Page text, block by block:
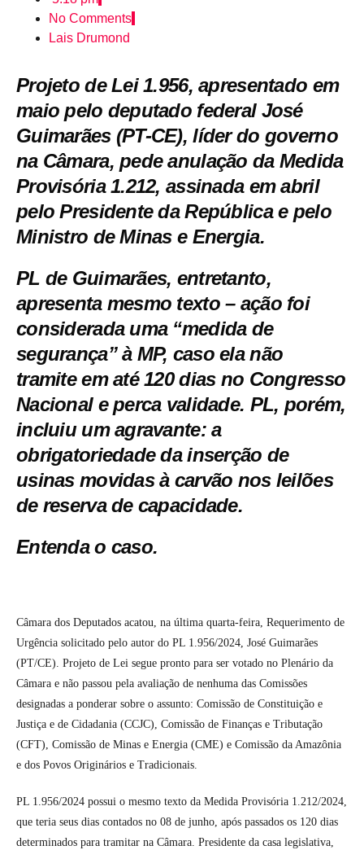
No Comments
Lais Drumond
Projeto de Lei 1.956, apresentado em
maio pelo deputado federal José
Guimarães (PT-CE), líder do governo
na Câmara, pede anulação da Medida
Provisória 1.212, assinada em abril
pelo Presidente da República e pelo
Ministro de Minas e Energia.
PL de Guimarães, entretanto,
apresenta mesmo texto – ação foi
considerada uma “medida de
segurança” à MP, caso ela não
tramite em até 120 dias no Congresso
Nacional e perca validade. PL, porém,
incluiu um agravante: a
obrigatoriedade da inserção de
usinas movidas à carvão nos leilões
de reserva de capacidade.
Entenda o caso.
Câmara dos Deputados acatou, na última quarta-feira, Requerimento de
Urgência solicitado pelo autor do PL 1.956/2024, José Guimarães
(PT/CE). Projeto de Lei segue pronto para ser votado no Plenário da
Câmara e não passou pela avaliação de nenhuma das Comissões
designadas a ponderar sobre o assunto: Comissão de Constituição e
Justiça e de Cidadania (CCJC), Comissão de Finanças e Tributação
(CFT), Comissão de Minas e Energia (CME) e Comissão da Amazônia
e dos Povos Originários e Tradicionais.
PL 1.956/2024 possui o mesmo texto da Medida Provisória 1.212/2024,
que teria seus dias contados no 08 de junho, após passados os 120 dias
determinados para tramitar na Câmara. Presidente da casa legislativa,